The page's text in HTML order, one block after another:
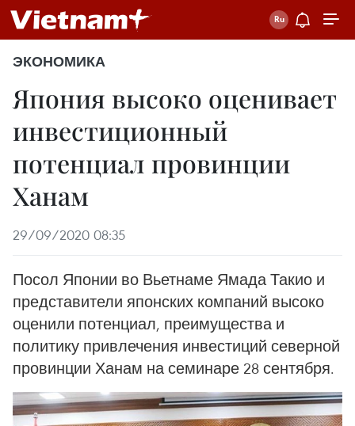
ЭКОНОМИКА
Япония высоко оценивает
инвестиционный
потенциал провинции
Ханам
29/09/2020 08:35
Посол Японии во Вьетнаме Ямада Такио и
представители японских компаний высоко
оценили потенциал, преимущества и
политику привлечения инвестиций северной
провинции Ханам на семинаре 28 сентября.